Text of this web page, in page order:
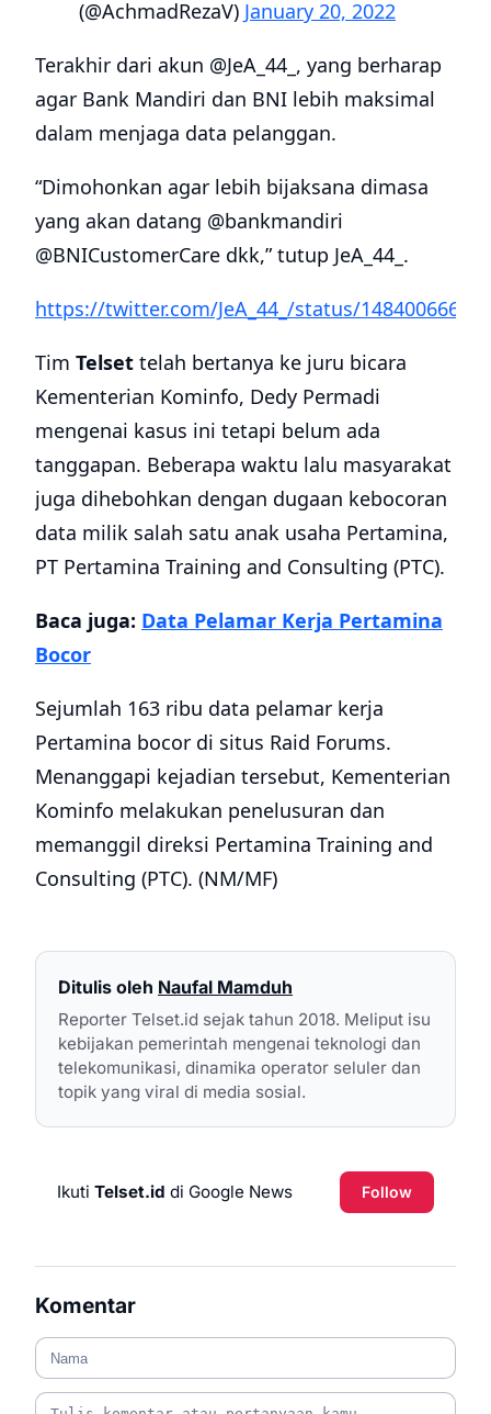
(@AchmadRezaV) January 20, 2022
Terakhir dari akun @JeA_44_, yang berharap
agar Bank Mandiri dan BNI lebih maksimal
dalam menjaga data pelanggan.
“Dimohonkan agar lebih bijaksana dimasa
yang akan datang @bankmandiri
@BNICustomerCare dkk,” tutup JeA_44_.
https://twitter.com/JeA_44_/status/
Tim Telset telah bertanya ke juru bicara
Kementerian Kominfo, Dedy Permadi
mengenai kasus ini tetapi belum ada
tanggapan. Beberapa waktu lalu masyarakat
juga dihebohkan dengan dugaan kebocoran
data milik salah satu anak usaha Pertamina,
PT Pertamina Training and Consulting (PTC).
Baca juga: Data Pelamar Kerja Pertamina
Bocor
Sejumlah 163 ribu data pelamar kerja
Pertamina bocor di situs Raid Forums.
Menanggapi kejadian tersebut, Kementerian
Kominfo melakukan penelusuran dan
memanggil direksi Pertamina Training and
Consulting (PTC). (NM/MF)
Ditulis oleh Naufal Mamduh
Reporter Telset.id sejak tahun 2018. Meliput isu
kebijakan pemerintah mengenai teknologi dan
telekomunikasi, dinamika operator seluler dan
topik yang viral di media sosial.
Ikuti Telset.id di Google News Follow
Komentar